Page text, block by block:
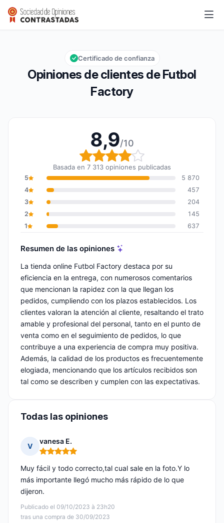
Futbol Factory
Calificación global: 8,9 de 10
8,9/10
Opiniones de clientes de Futbol
Factory
Certificado de confianza
8,9/10
Calificación global: 8,9
Basada en 7 313 opiniones publicadas
5
5 870
4
457
3
204
2
145
1
637
Resumen de las opiniones
La tienda online Futbol Factory destaca por su
eficiencia en la entrega, con numerosos comentarios
que mencionan la rapidez con la que llegan los
pedidos, cumpliendo con los plazos establecidos. Los
clientes valoran la atención al cliente, resaltando el trato
amable y profesional del personal, tanto en el punto de
venta como en el seguimiento de pedidos, lo que
contribuye a una experiencia de compra muy positiva.
Además, la calidad de los productos es frecuentemente
elogiada, mencionando que los artículos recibidos son
tal como se describen y cumplen con las expectativas.
Todas las opiniones
V
vanesa E.
Nota: 5 de 5
Publicado el 09/10/2023 à 23h20
tras una compra de 30/09/2023
Muy fácil y todo correcto,tal cual sale en la foto.Y lo
más importante llegó mucho más rápido de lo que
dijeron.